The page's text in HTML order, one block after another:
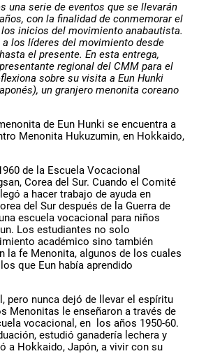
una serie de eventos que se llevarán
con la finalidad de conmemorar el
inicios del movimiento anabautista.
los líderes del movimiento desde
el presente.En esta entrega,
regional del CMM para el
sobre su visita a Eun Hunki
un granjero menonita coreano
de Eun Hunki se encuentra a
Menonita Hukuzumin, en Hokkaido,
de la Escuela Vocacional
Corea del Sur. Cuando el Comité
a hacer trabajo de ayuda en
del Sur después de la Guerra de
escuela vocacional para niños
Los estudiantes no solo
académico sino también
la fe Menonita, algunos de los cuales
que Eun había aprendido
pero nunca dejó de llevar el espíritu
Menonitas le enseñaron a través de
vocacional, en los años 1950-60.
estudió ganadería lechera y
a Hokkaido, Japón, a vivir con su